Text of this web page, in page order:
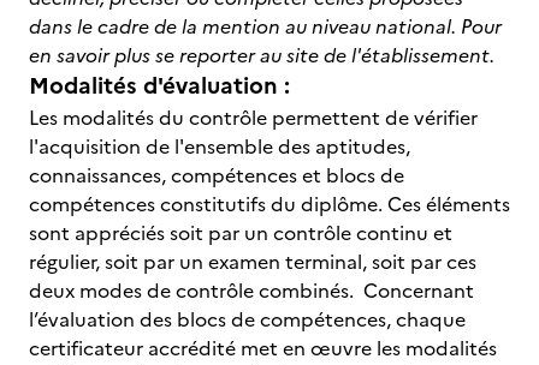
dans le cadre de la mention au niveau national. Pour
en savoir plus se reporter au site de l'établissement.
Modalités d'évaluation :
Les modalités du contrôle permettent de vérifier
l'acquisition de l'ensemble des aptitudes,
connaissances, compétences et blocs de
compétences constitutifs du diplôme. Ces éléments
sont appréciés soit par un contrôle continu et
régulier, soit par un examen terminal, soit par ces
deux modes de contrôle combinés. Concernant
l’évaluation des blocs de compétences, chaque
certificateur accrédité met en œuvre les modalités